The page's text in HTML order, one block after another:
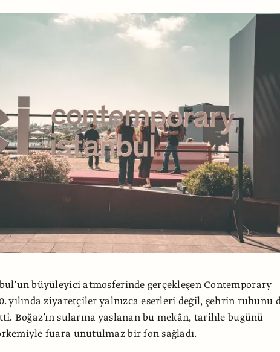
büyüleyici atmosferinde gerçekleşen Contemporary
yılında ziyaretçiler yalnızca eserleri değil, şehrin ruhunu
Boğaz’ın sularına yaslanan bu mekân, tarihle bugünü
fuara unutulmaz bir fon sağladı.